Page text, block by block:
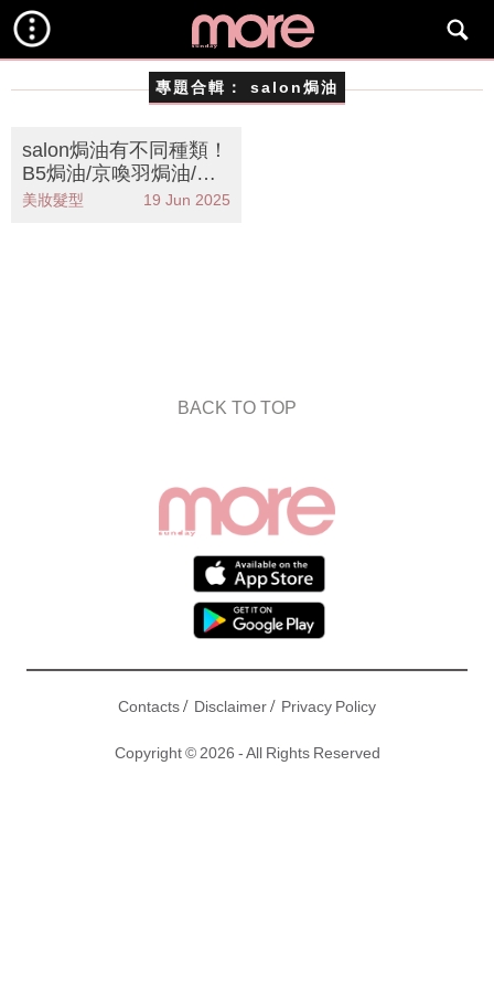
專題合輯： salon焗油
salon焗油有不同種類！
B5焗油/京喚羽焗油/mil
bon焗油哪款適合你？
美妝髮型 19 Jun 2025
BACK TO TOP
Contacts/ Disclaimer/ Privacy Policy
Copyright © 2026 - All Rights Reserved